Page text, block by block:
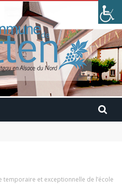
Le Maroc en camping-car avec
temporaire et exceptionnelle de l’école